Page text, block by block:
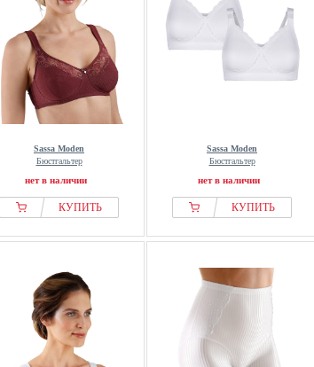
Sassa Moden
Бюстгальтер
нет в наличии
КУПИТЬ
Sassa Moden
Бюстгальтер
нет в наличии
КУПИТЬ